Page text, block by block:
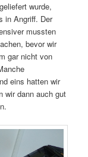
wurde,
in Angriff. Der
mussten
bevor wir
gar nicht von
eins hatten wir
wir dann auch gut